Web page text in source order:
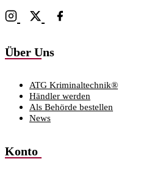
Über Uns
ATG Kriminaltechnik®
Händler werden
Als Behörde bestellen
News
Konto